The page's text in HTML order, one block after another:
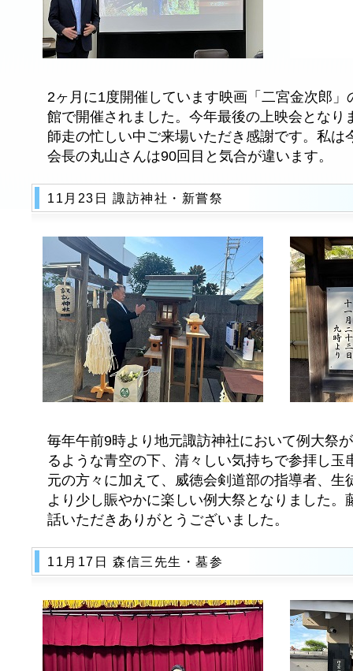
2ヶ月に1度開催しています映画「二宮金次郎
館で開催されました。今年最後の上映会となり
師走の忙しい中ご来場いただき感謝です。私は
会長の丸山さんは90回目と気合が違います。
11月23日 諏訪神社・新嘗祭
毎年午前9時より地元諏訪神社において例大祭
るような青空の下、清々しい気持ちで参拝し玉
元の方々に加えて、威徳会剣道部の指導者、生
より少し賑やかに楽しい例大祭となりました。
話いただきありがとうございました。
11月17日 森信三先生・墓参